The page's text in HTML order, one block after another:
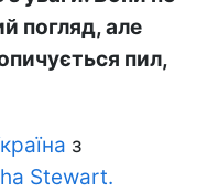
погляд, але
пил,
з
Stewart.